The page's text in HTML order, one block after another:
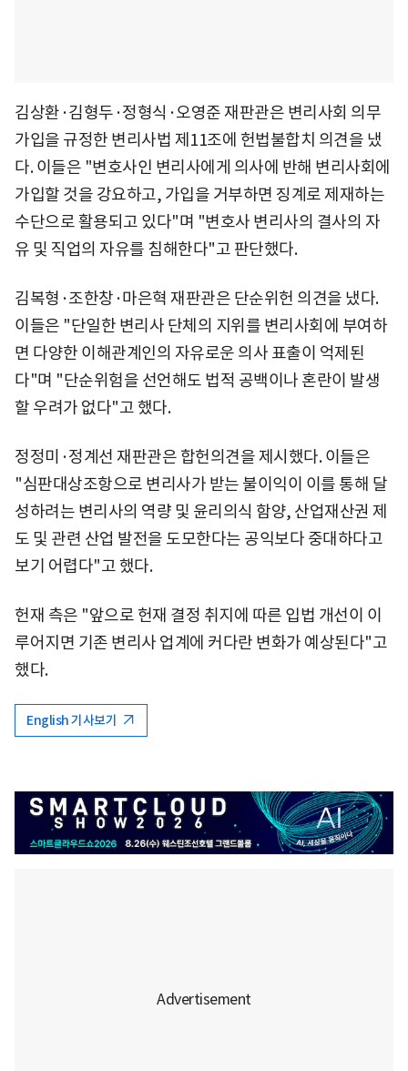
김상환·김형두·정형식·오영준 재판관은 변리사회 의무
가입을 규정한 변리사법 제11조에 헌법불합치 의견을 냈
다. 이들은 "변호사인 변리사에게 의사에 반해 변리사회에
가입할 것을 강요하고, 가입을 거부하면 징계로 제재하는
수단으로 활용되고 있다"며 "변호사 변리사의 결사의 자
유 및 직업의 자유를 침해한다"고 판단했다.
김복형·조한창·마은혁 재판관은 단순위헌 의견을 냈다.
이들은 "단일한 변리사 단체의 지위를 변리사회에 부여하
면 다양한 이해관계인의 자유로운 의사 표출이 억제된
다"며 "단순위험을 선언해도 법적 공백이나 혼란이 발생
할 우려가 없다"고 했다.
정정미·정계선 재판관은 합헌의견을 제시했다. 이들은
"심판대상조항으로 변리사가 받는 불이익이 이를 통해 달
성하려는 변리사의 역량 및 윤리의식 함양, 산업재산권 제
도 및 관련 산업 발전을 도모한다는 공익보다 중대하다고
보기 어렵다"고 했다.
헌재 측은 "앞으로 헌재 결정 취지에 따른 입법 개선이 이
루어지면 기존 변리사 업계에 커다란 변화가 예상된다"고
했다.
English 기사보기